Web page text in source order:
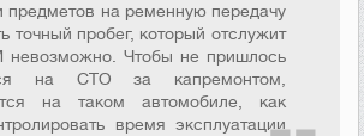
предметов на ременную передачу
точный пробег, который отслужит
невозможно. Чтобы не пришлось
на СТО за капремонтом,
на таком автомобиле, как
время эксплуатации